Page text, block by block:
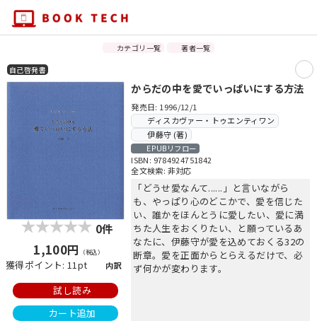
カテゴリ一覧 著者一覧
自己啓発書
0件
1,100円 （税込）
獲得ポイント: 11pt 内訳
試し読み
カート追加
からだの中を愛でいっぱいにする方法
発売日: 1996/12/1
ディスカヴァー・トゥエンティワン
伊藤守 (著)
EPUBリフロー
ISBN: 9784924751842
全文検索: 非対応
「どうせ愛なんて......」と言いながら
も、やっぱり心のどこかで、愛を信じた
い、誰かをほんとうに愛したい、愛に満
ちた人生をおくりたい、と願っているあ
なたに、伊藤守が愛を込めておくる32の
断章。愛を正面からとらえるだけで、必
ず何かが変わります。